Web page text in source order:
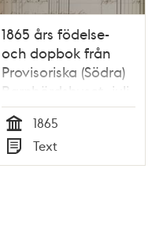
1865 års födelse-
och dopbok från
Provisoriska (Södra)
Barnbördshuset, juli-
december
Tid
1865
Typ
Text